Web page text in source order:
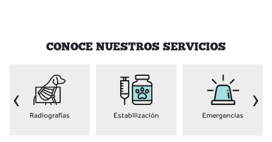
CONOCE NUESTROS SERVICIOS
Radiografías Estabilización Emergencias
‹ ›